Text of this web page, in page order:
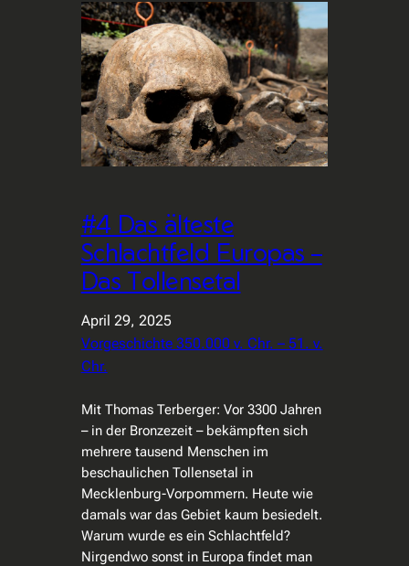
#4 Das älteste
Schlachtfeld Europas –
Das Tollensetal
April 29, 2025
Vorgeschichte 350.000 v. Chr. – 51. v.
Chr.
Mit Thomas Terberger: Vor 3300 Jahren
– in der Bronzezeit – bekämpften sich
mehrere tausend Menschen im
beschaulichen Tollensetal in
Mecklenburg-Vorpommern. Heute wie
damals war das Gebiet kaum besiedelt.
Warum wurde es ein Schlachtfeld?
Nirgendwo sonst in Europa findet man